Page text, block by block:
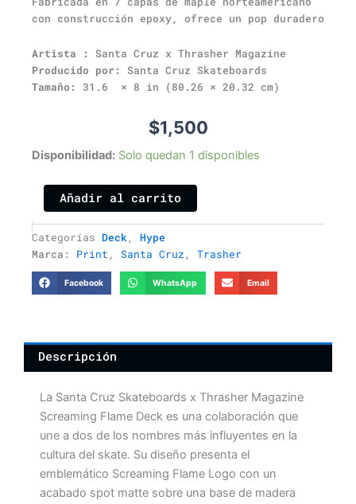
con construcción epoxy, ofrece un pop duradero
Artista :
Santa Cruz x Thrasher Magazine
Producido por:
Santa Cruz Skateboards
Tamaño:
31.6 × 8 in (80.26 × 20.32 cm)
$1,500
Disponibilidad: Solo quedan 1 disponibles
SANTA
Thrasher
Screaming
Flame
cantidad
Añadir al carrito
Categorías Deck, Hype
Marca: Print , Santa Cruz , Trasher
Facebook WhatsApp Email
Descripción
La Santa Cruz Skateboards x Thrasher Magazine
Screaming Flame Deck es una colaboración que
une a dos de los nombres más influyentes en la
cultura del skate. Su diseño presenta el
emblemático Screaming Flame Logo con un
acabado spot matte sobre una base de madera